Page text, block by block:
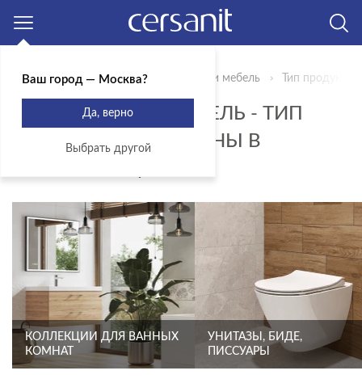
Главная Продукты Сантехника и мебель Тип продукта
САНТЕХНИКА И МЕБЕЛЬ - ТИП
ПРОДУКТА - РАКОВИНЫ В
КОЛЛЕКЦИИ ДЛЯ ВАННЫХ
КОМНАТ
УНИТАЗЫ, БИДЕ,
ПИССУАРЫ
Ваш город — Москва?
Да, верно
Выбрать другой